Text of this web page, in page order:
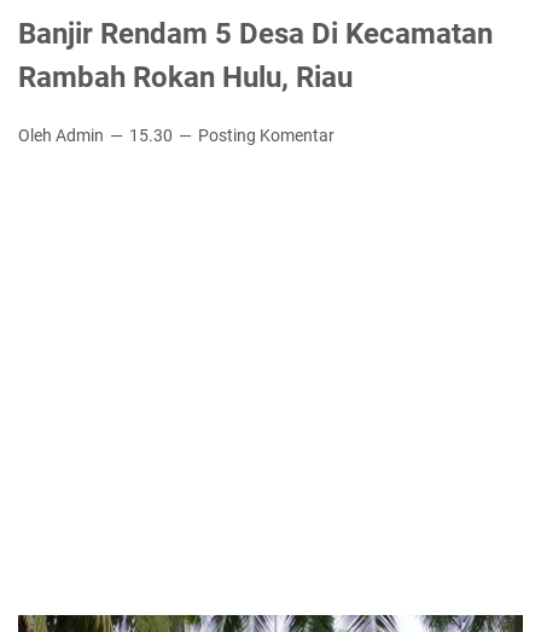
Banjir Rendam 5 Desa Di Kecamatan
Rambah Rokan Hulu, Riau
Oleh Admin 15.30 Posting Komentar